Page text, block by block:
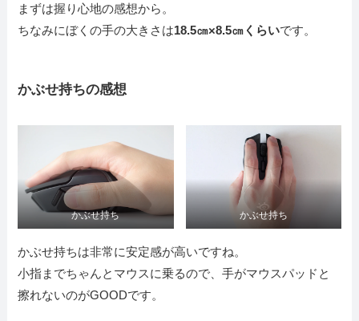
まずは握り心地の感想から。
ちなみにぼくの手の大きさは18.5㎝×8.5㎝くらいです。
かぶせ持ちの感想
かぶせ持ち かぶせ持ち
かぶせ持ちは非常に安定感が高いですね。
小指までちゃんとマウスに乗るので、手がマウスパッドと
擦れないのがGOODです。